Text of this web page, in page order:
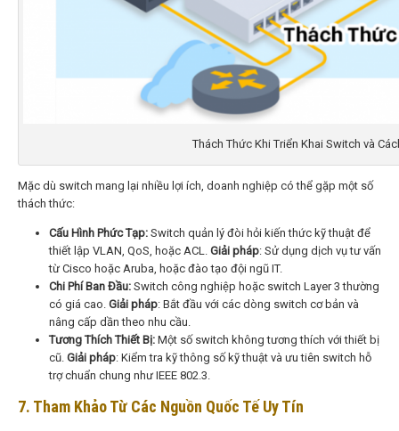
Thách Thức Khi Triển Khai Switch và
Mặc dù switch mang lại nhiều lợi ích, doanh nghiệp có thể gặp một số
thách thức:
Cấu Hình Phức Tạp: Switch quản lý đòi hỏi kiến thức kỹ thuật để
thiết lập VLAN, QoS, hoặc ACL. Giải pháp: Sử dụng dịch vụ tư vấn
từ Cisco hoặc Aruba, hoặc đào tạo đội ngũ IT.
Chi Phí Ban Đầu: Switch công nghiệp hoặc switch Layer 3 thường
có giá cao. Giải pháp: Bắt đầu với các dòng switch cơ bản và
nâng cấp dần theo nhu cầu.
Tương Thích Thiết Bị: Một số switch không tương thích với thiết bị
cũ. Giải pháp: Kiểm tra kỹ thông số kỹ thuật và ưu tiên switch hỗ
trợ chuẩn chung như IEEE 802.3.
7. Tham Khảo Từ Các Nguồn Quốc Tế Uy Tín